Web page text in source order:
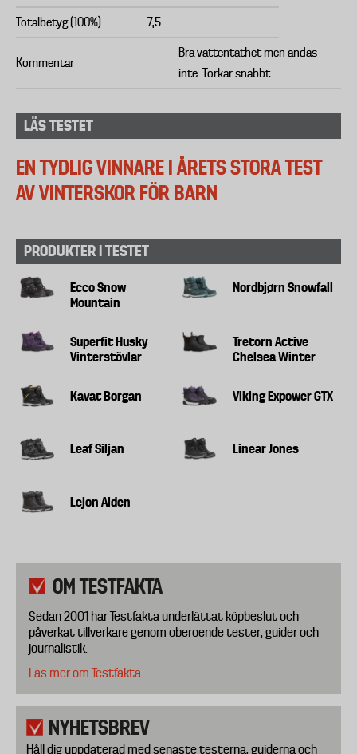
Totalbetyg (100%) 7,5
Kommentar
Bra vattentäthet men andas
inte. Torkar snabbt.
LÄS TESTET
EN TYDLIG VINNARE I ÅRETS STORA TEST
AV VINTERSKOR FÖR BARN
PRODUKTER I TESTET
Ecco Snow
Mountain
Nordbjørn Snowfall
Superfit Husky
Vinterstövlar
Tretorn Active
Chelsea Winter
Kavat Borgan Viking Expower GTX
Leaf Siljan Linear Jones
Lejon Aiden
OM TESTFAKTA
Sedan 2001 har Testfakta underlättat köpbeslut och
påverkat tillverkare genom oberoende tester, guider och
journalistik.
Läs mer om Testfakta.
NYHETSBREV
Håll dig uppdaterad med senaste testerna, guiderna och